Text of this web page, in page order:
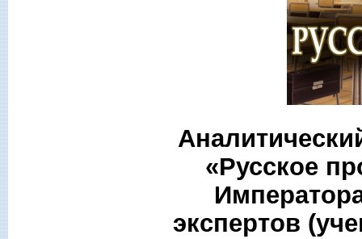
«Русское
экспертов